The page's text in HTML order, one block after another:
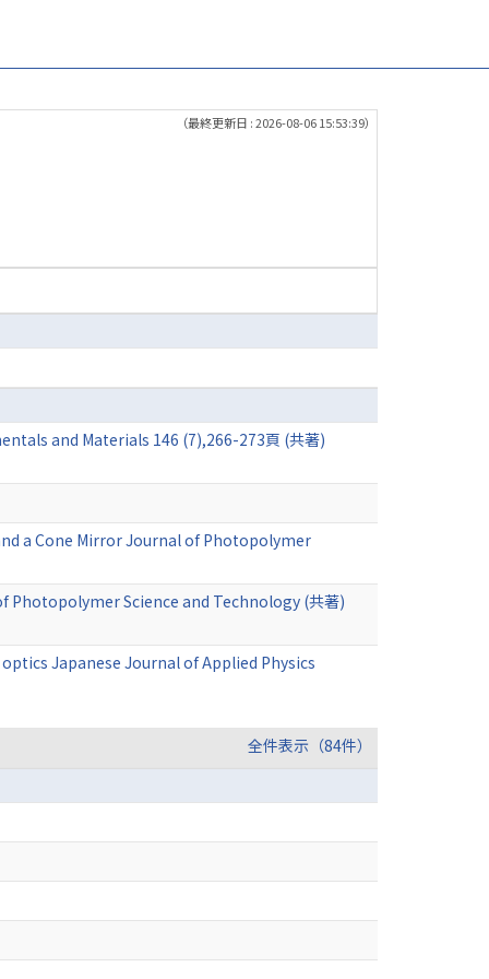
（最終更新日 : 2026-08-06 15:53:39）
and Materials 146 (7),266-273頁 (共著)
a Cone Mirror Journal of Photopolymer
Science and Technology (共著)
Japanese Journal of Applied Physics
全件表示（84件）